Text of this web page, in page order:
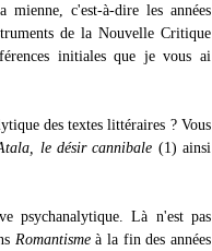
c'est-à-dire les années
de la Nouvelle Critique
initiales que je vous ai
des textes littéraires ? Vous
le désir cannibale (1) ainsi
psychanalytique. Là n'est pas
Romantismeà la fin des années